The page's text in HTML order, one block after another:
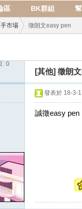
區 BK群組
市場 徵朗文easy pen
: 0
[其他] 徵朗
發表於 18-3-
誠徵easy pen